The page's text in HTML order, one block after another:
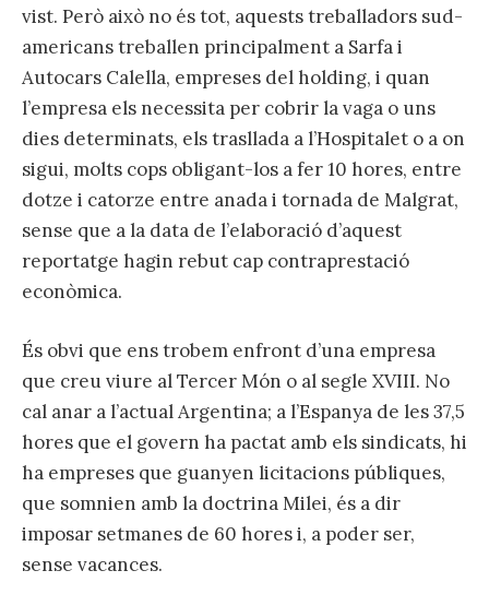
vist. Però això no és tot, aquests treballadors sud-
americans treballen principalment a Sarfa i
Autocars Calella, empreses del holding, i quan
l’empresa els necessita per cobrir la vaga o uns
dies determinats, els trasllada a l’Hospitalet o a on
sigui, molts cops obligant-los a fer 10 hores, entre
dotze i catorze entre anada i tornada de Malgrat,
sense que a la data de l’elaboració d’aquest
reportatge hagin rebut cap contraprestació
econòmica.
És obvi que ens trobem enfront d’una empresa
que creu viure al Tercer Món o al segle XVIII. No
cal anar a l’actual Argentina; a l’Espanya de les 37,5
hores que el govern ha pactat amb els sindicats, hi
ha empreses que guanyen licitacions públiques,
que somnien amb la doctrina Milei, és a dir
imposar setmanes de 60 hores i, a poder ser,
sense vacances.